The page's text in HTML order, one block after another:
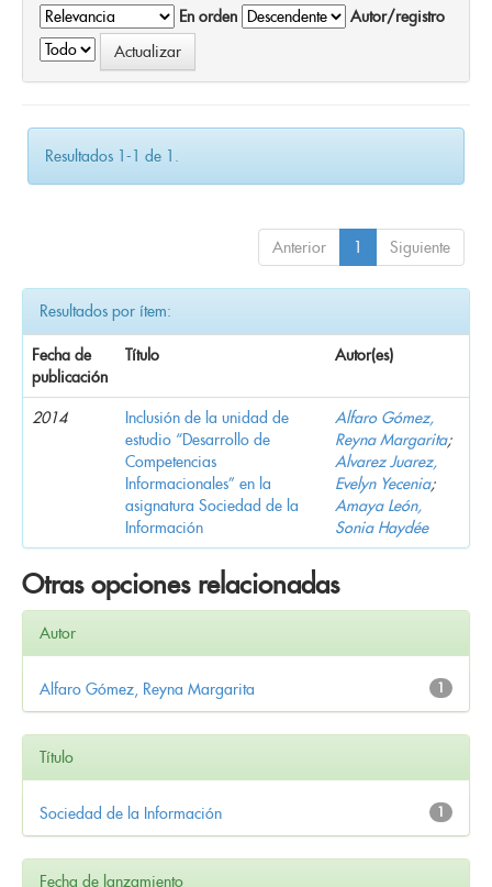
En orden
Autor/registro
Resultados 1-1 de 1.
Anterior 1 Siguiente
Resultados por ítem:
Fecha de
publicación
Título Autor(es)
2014
Inclusión de la unidad de
estudio “Desarrollo de
Competencias
Informacionales” en la
asignatura Sociedad de la
Información
Alfaro Gómez,
Reyna Margarita;
Alvarez Juarez,
Evelyn Yecenia;
Amaya León,
Sonia Haydée
Otras opciones relacionadas
Autor
1
Alfaro Gómez, Reyna Margarita
Título
1
Sociedad de la Información
Fecha de lanzamiento